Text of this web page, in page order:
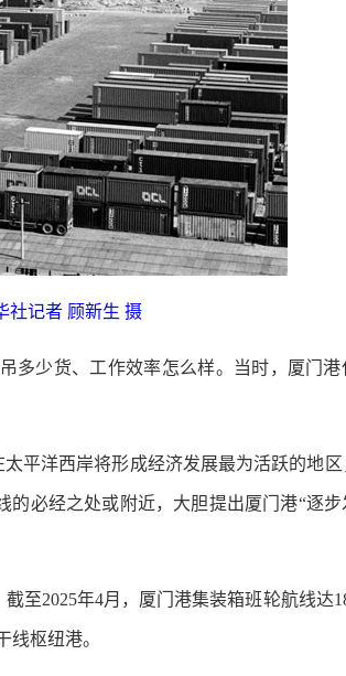
社记者 顾新生 摄
少货、工作效率怎么样。当时，厦门港
平洋西岸将形成经济发展最为活跃的地区
必经之处或附近，大胆提出厦门港“逐
2025年4月，厦门港集装箱班轮航线达
线枢纽港。